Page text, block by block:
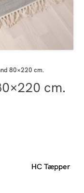
80×220 cm.
cm.
HC Tæpper